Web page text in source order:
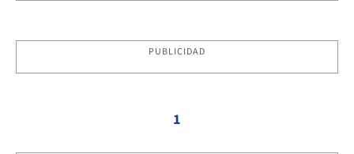
PUBLICIDAD
1